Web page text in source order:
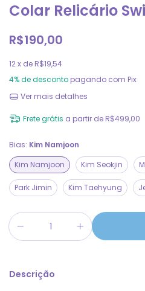
Colar Relicário
R$190,00
12x de R$19,54
4% de desconto pagando com Pix
Ver mais detalhes
Frete grátis a partir de R$499,00
Bias: Kim Namjoon
Kim Namjoon
Kim Seokjin
Park Jimin Kim Taehyung
Descrição